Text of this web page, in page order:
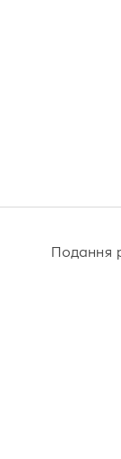
Подання